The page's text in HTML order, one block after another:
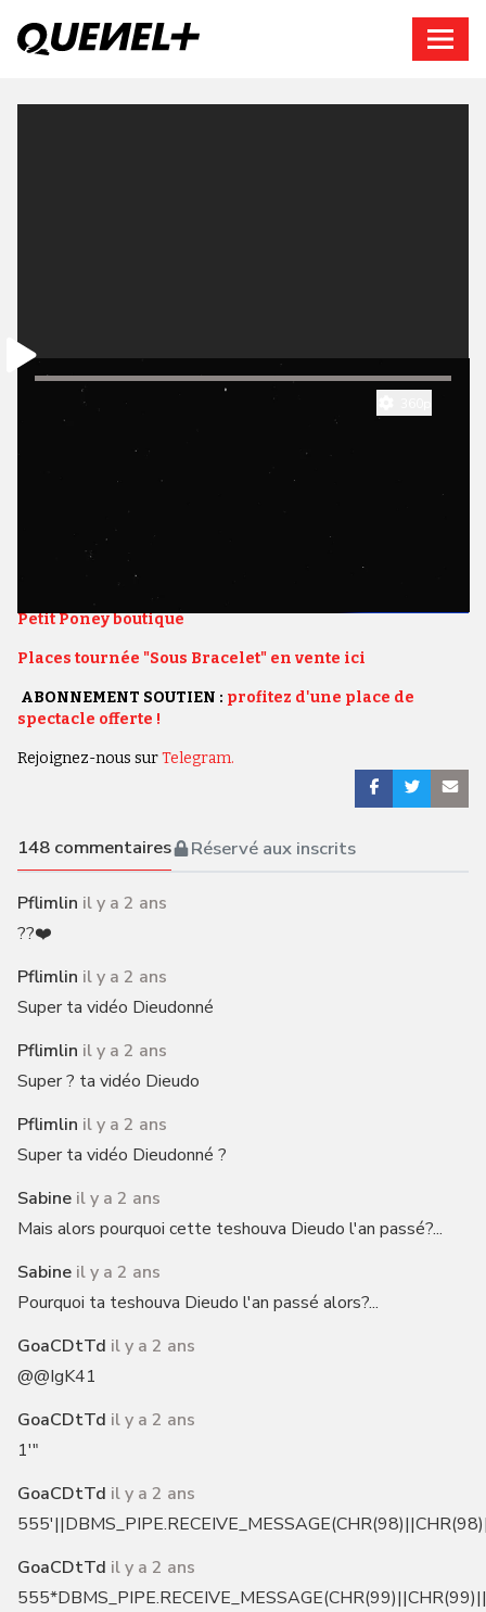
/14:27
Israël/Palestine Le temps du pardon
788 ème épisode de "La Quotidienne" : Israël/Palestine Le
temps du pardon
Petit Poney boutique
Places tournée "Sous Bracelet" en vente ici
ABONNEMENT SOUTIEN : profitez d'une place de
spectacle offerte !
Rejoignez-nous surTelegram.
148commentaires Réservé aux inscrits
Pflimlin il y a 2 ans
??❤️
Pflimlin il y a 2 ans
Super ta vidéo Dieudonné
Pflimlin il y a 2 ans
Super ? ta vidéo Dieudo
Pflimlin il y a 2 ans
Super ta vidéo Dieudonné ?
Sabine il y a 2 ans
Mais alors pourquoi cette teshouva Dieudo l'an passé?...
Sabine il y a 2 ans
Pourquoi ta teshouva Dieudo l'an passé alors?...
GoaCDtTd il y a 2 ans
@@IgK41
GoaCDtTd il y a 2 ans
1'"
GoaCDtTd il y a 2 ans
GoaCDtTd il y a 2 ans